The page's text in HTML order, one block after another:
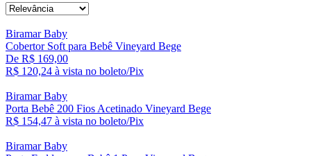
Biramar Baby
Cobertor Soft para Bebê Vineyard Bege
De R$ 169,00
R$ 120,24 à vista no boleto/Pix
Biramar Baby
Porta Bebê 200 Fios Acetinado Vineyard Bege
R$ 154,47 à vista no boleto/Pix
Biramar Baby